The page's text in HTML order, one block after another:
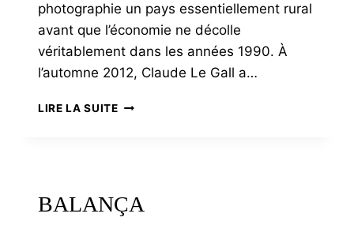
photographie un pays essentiellement rural
avant que l’économie ne décolle
véritablement dans les années 1990. À
l’automne 2012, Claude Le Gall a…
LIRE LA SUITELE
BALANÇA